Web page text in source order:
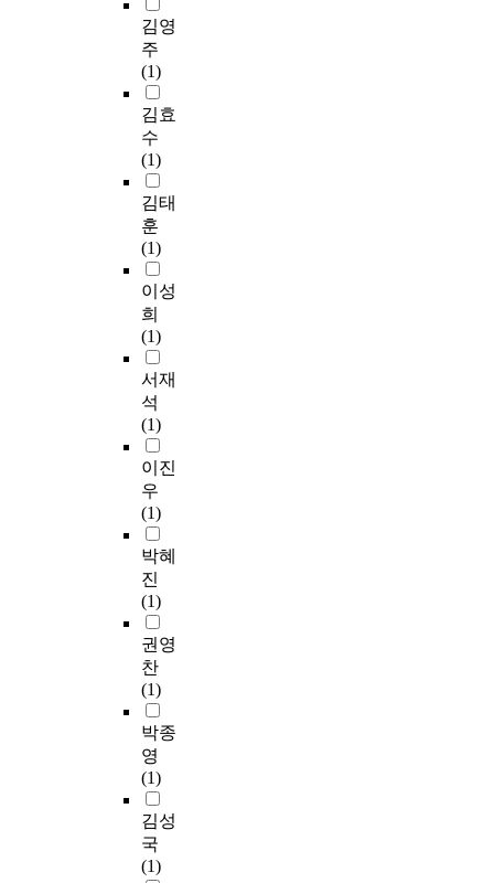
김영
주
(1)
김효
수
(1)
김태
훈
(1)
이성
희
(1)
서재
석
(1)
이진
우
(1)
박혜
진
(1)
권영
찬
(1)
박종
영
(1)
김성
국
(1)